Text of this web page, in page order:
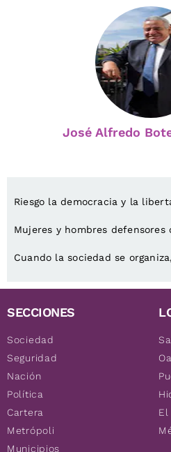
José Alfredo
Riesgo la democracia y la
Mujeres y hombres
Cuando la sociedad se
SECCIONES
Sociedad
Seguridad
Nación
Política
Cartera
Metrópoli
Municipios
El